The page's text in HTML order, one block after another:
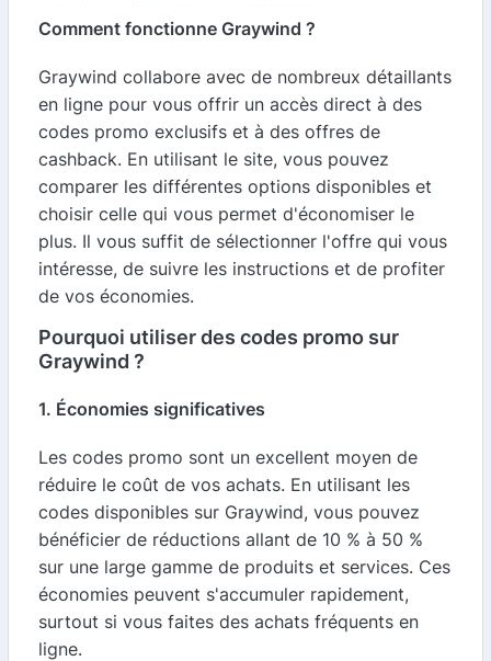
Comment fonctionne Graywind ?
Graywind collabore avec de nombreux détaillants
en ligne pour vous offrir un accès direct à des
codes promo exclusifs et à des offres de
cashback. En utilisant le site, vous pouvez
comparer les différentes options disponibles et
choisir celle qui vous permet d'économiser le
plus. Il vous suffit de sélectionner l'offre qui vous
intéresse, de suivre les instructions et de profiter
de vos économies.
Pourquoi utiliser des codes promo sur
Graywind ?
1. Économies significatives
Les codes promo sont un excellent moyen de
réduire le coût de vos achats. En utilisant les
codes disponibles sur Graywind, vous pouvez
bénéficier de réductions allant de 10 % à 50 %
sur une large gamme de produits et services. Ces
économies peuvent s'accumuler rapidement,
surtout si vous faites des achats fréquents en
ligne.